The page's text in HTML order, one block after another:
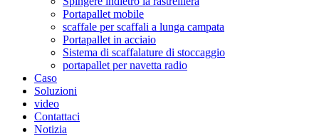
Portapallet mobile
scaffale per scaffali a lunga campata
Portapallet in acciaio
Sistema di scaffalature di stoccaggio
portapallet per navetta radio
Caso
Soluzioni
video
Contattaci
Notizia